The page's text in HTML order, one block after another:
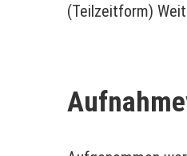
(Teilzeitform)